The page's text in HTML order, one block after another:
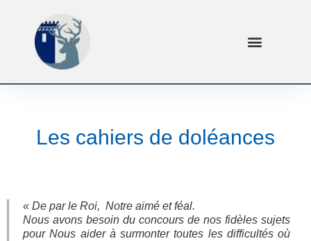
Les cahiers de doléances
« De par le Roi, Notre aimé et féal.
Nous avons besoin du concours de nos fidèles sujets
pour Nous aider à surmonter toutes les difficultés où